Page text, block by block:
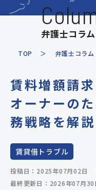
賃貸
立ち
共有
弁護士コラム
TOP 弁護士コラム
賃料増額請
オーナーの
務戦略を解説
賃貸借トラブル
投稿日：2025年07月02日
最終更新日：2026年07月30